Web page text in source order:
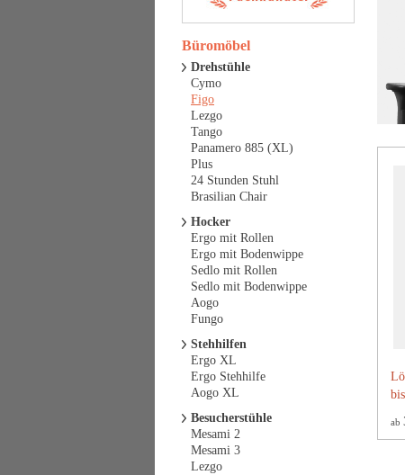
ab
Büromöbel
Drehstühle
Cymo
Figo
Lezgo
Tango
Panamero 885 (XL)
Plus
24 Stunden Stuhl
Brasilian Chair
Hocker
Ergo mit Rollen
Ergo mit Bodenwippe
Sedlo mit Rollen
Sedlo mit Bodenwippe
Aogo
Fungo
Stehhilfen
Ergo XL
Ergo Stehhilfe
Aogo XL
Besucherstühle
Mesami 2
Mesami 3
Lezgo